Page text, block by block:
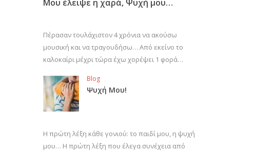
Μου έλειψε η χαρά, Ψυχή μου…
Πέρασαν τουλάχιστον 4 χρόνια να ακούσω
μουσική και να τραγουδήσω… Από εκείνο το
καλοκαίρι μέχρι τώρα έχω χορέψει 1 φορά…
Blog
Ψυχή Μου!
Η πρώτη λέξη κάθε γονιού: το παιδί μου, η ψυχή
μου… Η πρώτη λέξη που έλεγα συνέχεια από